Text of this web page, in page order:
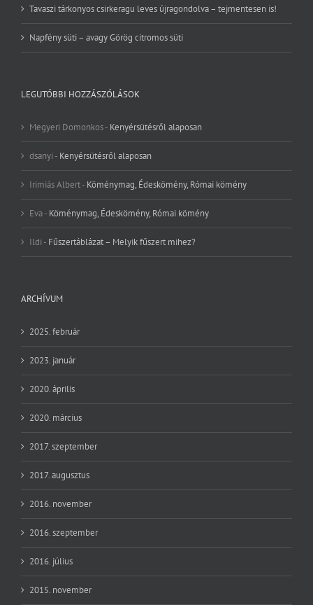
Tavaszi tárkonyos csirkeragu leves újragondolva – tejmentesen is!
Napfény süti – avagy Görög citromos süti
LEGUTÓBBI HOZZÁSZÓLÁSOK
Megyeri Domonkos- Kenyérsütésről alaposan
dsanyi - Kenyérsütésről alaposan
Irimiás Albert- Köménymag, Édeskömény, Római kömény
Eva- Köménymag, Édeskömény, Római kömény
Ildi - Fűszertáblázat – Melyik fűszert mihez?
ARCHÍVUM
2025. február
2023. január
2020. április
2020. március
2017. szeptember
2017. augusztus
2016. november
2016. szeptember
2016. július
2015. november